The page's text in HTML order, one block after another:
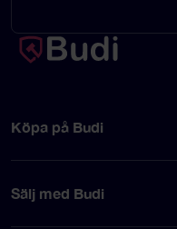
Köpa på Budi
Sälj med Budi